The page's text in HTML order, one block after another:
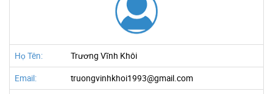
Họ Tên: Trương Vĩnh Khôi
Email: truongvinhkhoi1993@gmail.com